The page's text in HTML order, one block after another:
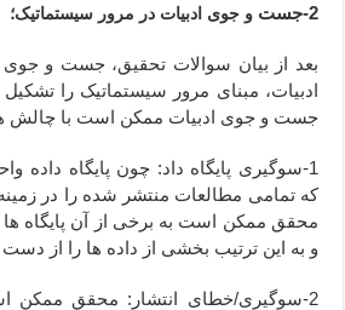
2-جست و جوی ادبیات در مرور سیستماتیک؛
بعد از بیان سوالات تحقیق، جست و جوی
ادبیات، مبنای مرور سیستماتیک را
جست و جوی ادبیات ممکن است با چالش
1-سوگیری پایگاه داد: چون پایگاه داده
که تمامی مطالعات منتشر شده را در زمینه
محقق ممکن است به برخی از آن پایگاه
و به این ترتیب بخشی از داده ها را از دست
2-سوگیری/خطای انتشار: محقق ممکن